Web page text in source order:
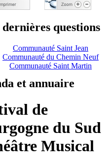
dernières questions
Communauté Saint Jean
Communauté du Chemin Neuf
Communauté Saint Martin
et annuaire
de
du Sud
Musical